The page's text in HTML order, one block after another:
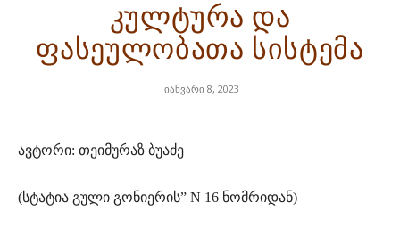
კულტურა და
ფასეულობათა სისტემა
იანვარი 8, 2023
ავტორი: თეიმურაზ ბუაძე
(სტატია გული გონიერის” N 16 ნომრიდან)